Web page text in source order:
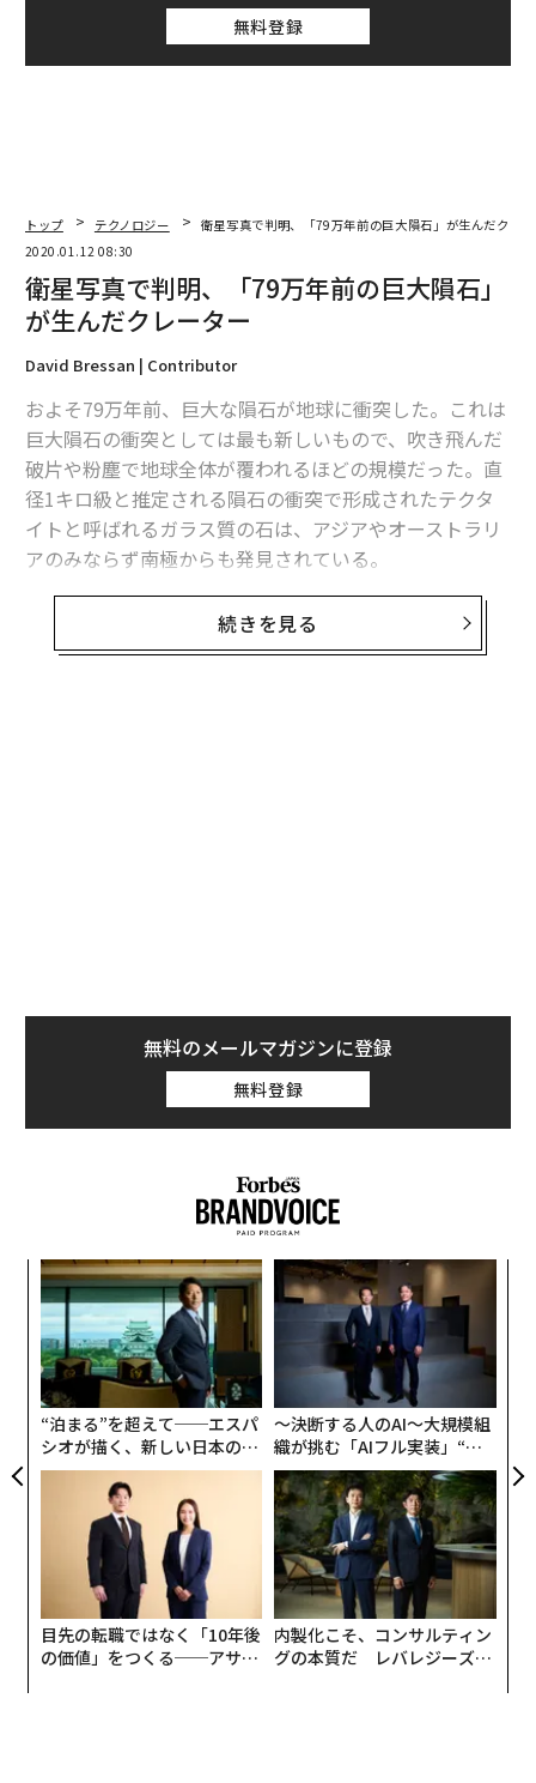
無料登録
トップ テクノロジー
衛星写真で判明、「79万年前の巨大隕石」が生んだクレ
2020.01.12 08:30
衛星写真で判明、「79万年前の巨大隕石」
が生んだクレーター
David Bressan | Contributor
およそ79万年前、巨大な隕石が地球に衝突した。これは
巨大隕石の衝突としては最も新しいもので、吹き飛んだ
破片や粉塵で地球全体が覆われるほどの規模だった。直
径1キロ級と推定される隕石の衝突で形成されたテクタ
イトと呼ばれるガラス質の石は、アジアやオーストラリ
アのみならず南極からも発見されている。
その巨大さや年代が比較的新しいことから衝突地点は簡
単に特定できそうだが、これまで明確なクレーターが発
編集＝上田裕資
続きを見る
無料のメールマガジンに登録
無料登録
“泊まる”を超えて──エスパ
シオが描く、新しい日本のラ
グジュアリー（前編）
〜決断する人のAI〜大規模組
織が挑む「AIフル実装」“使
う”企業から“動く”企業へ【N
TTドコモビジネス×PwC】
目先の転職ではなく「10年後
の価値」をつくる──アサイ
内製化こそ、コンサルティン
グの本質だ レバレジーズが